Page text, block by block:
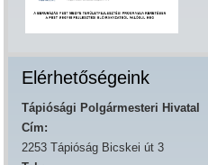
Elérhetőségeink
Tápiósági Polgármesteri Hivatal
Cím:
2253 Tápióság Bicskei út 3